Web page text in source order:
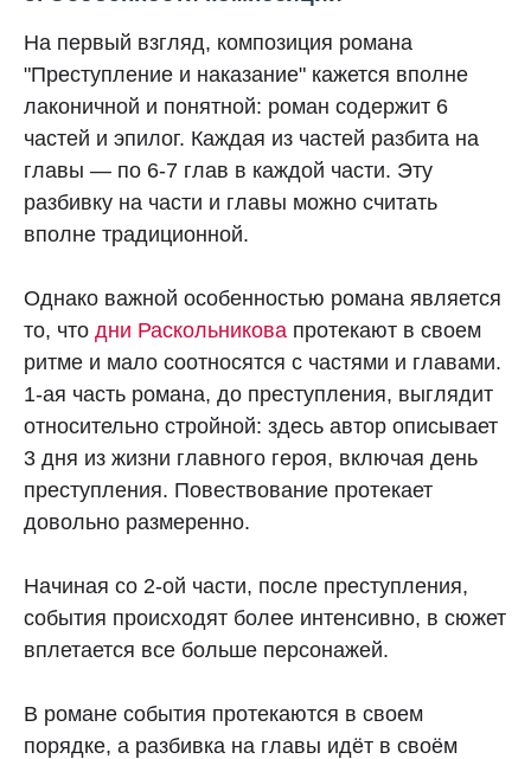
На первый взгляд, композиция романа
"Преступление и наказание" кажется вполне
лаконичной и понятной: роман содержит 6
частей и эпилог. Каждая из частей разбита на
главы — по 6-7 глав в каждой части. Эту
разбивку на части и главы можно считать
вполне традиционной.
Однако важной особенностью романа является
то, что дни Раскольникова протекают в своем
ритме и мало соотносятся с частями и главами.
1-ая часть романа, до преступления, выглядит
относительно стройной: здесь автор описывает
3 дня из жизни главного героя, включая день
преступления. Повествование протекает
довольно размеренно.
Начиная со 2-ой части, после преступления,
события происходят более интенсивно, в сюжет
вплетается все больше персонажей.
В романе события протекаются в своем
порядке, а разбивка на главы идёт в своём